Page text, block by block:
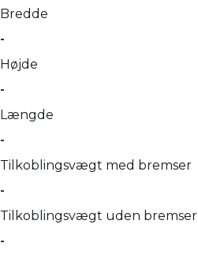
Bredde
-
Højde
-
Længde
-
Tilkoblingsvægt med bremser
-
Tilkoblingsvægt uden bremser
-